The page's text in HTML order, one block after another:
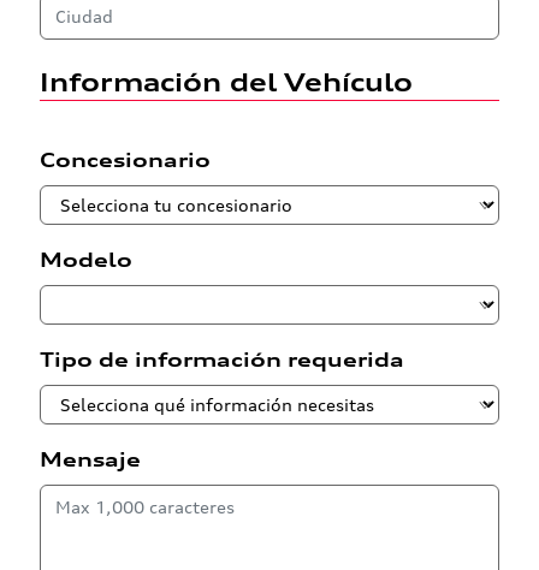
Información del Vehículo
Concesionario
Modelo
Tipo de información requerida
Mensaje